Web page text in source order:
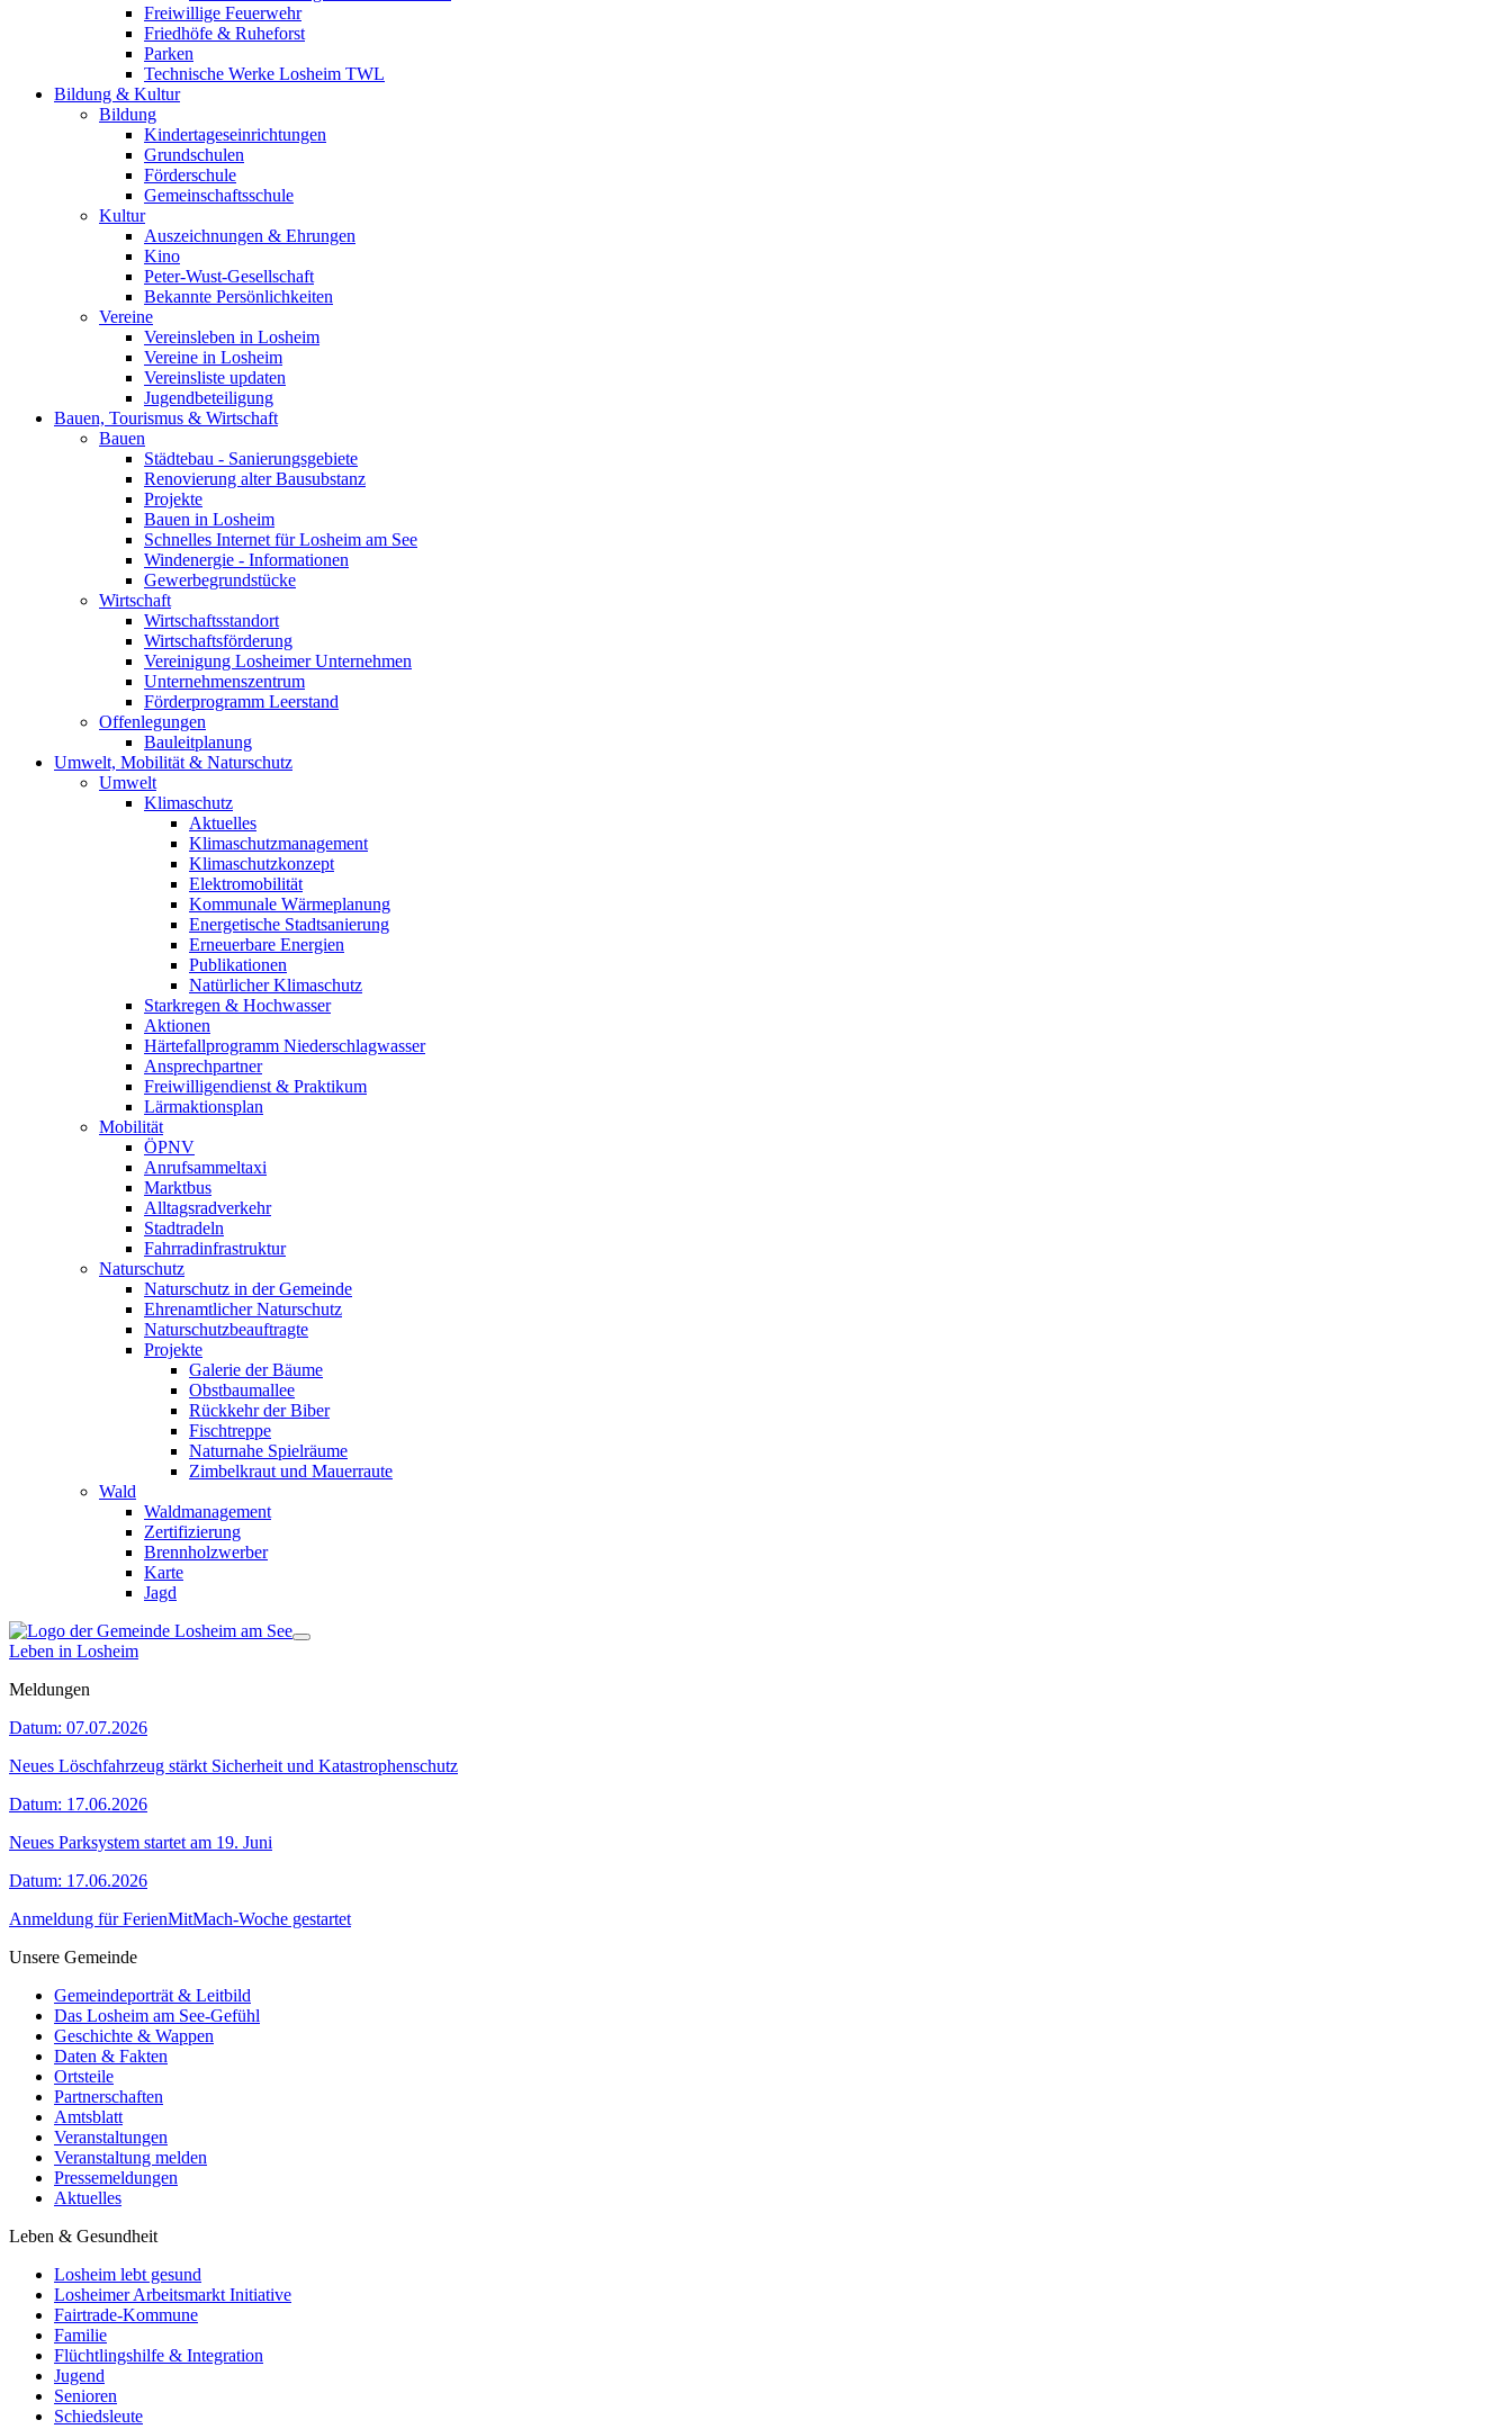
Freiwillige Feuerwehr
Friedhöfe & Ruheforst
Parken
Technische Werke Losheim TWL
Bildung & Kultur
Bildung
Kindertageseinrichtungen
Grundschulen
Förderschule
Gemeinschaftsschule
Kultur
Auszeichnungen & Ehrungen
Kino
Peter-Wust-Gesellschaft
Bekannte Persönlichkeiten
Vereine
Vereinsleben in Losheim
Vereine in Losheim
Vereinsliste updaten
Jugendbeteiligung
Bauen, Tourismus & Wirtschaft
Bauen
Städtebau - Sanierungsgebiete
Renovierung alter Bausubstanz
Projekte
Bauen in Losheim
Schnelles Internet für Losheim am See
Windenergie - Informationen
Gewerbegrundstücke
Wirtschaft
Wirtschaftsstandort
Wirtschaftsförderung
Vereinigung Losheimer Unternehmen
Unternehmenszentrum
Förderprogramm Leerstand
Offenlegungen
Bauleitplanung
Umwelt, Mobilität & Naturschutz
Umwelt
Klimaschutz
Aktuelles
Klimaschutzmanagement
Klimaschutzkonzept
Elektromobilität
Kommunale Wärmeplanung
Energetische Stadtsanierung
Erneuerbare Energien
Publikationen
Natürlicher Klimaschutz
Starkregen & Hochwasser
Aktionen
Härtefallprogramm Niederschlagwasser
Ansprechpartner
Freiwilligendienst & Praktikum
Lärmaktionsplan
Mobilität
ÖPNV
Anrufsammeltaxi
Marktbus
Alltagsradverkehr
Stadtradeln
Fahrradinfrastruktur
Naturschutz
Naturschutz in der Gemeinde
Ehrenamtlicher Naturschutz
Naturschutzbeauftragte
Projekte
Galerie der Bäume
Obstbaumallee
Rückkehr der Biber
Fischtreppe
Naturnahe Spielräume
Zimbelkraut und Mauerraute
Wald
Waldmanagement
Zertifizierung
Brennholzwerber
Karte
Jagd
Leben in Losheim
Meldungen
Datum: 07.07.2026
Neues Löschfahrzeug stärkt Sicherheit und Katastrophenschutz
Datum: 17.06.2026
Neues Parksystem startet am 19. Juni
Datum: 17.06.2026
Anmeldung für FerienMitMach-Woche gestartet
Unsere Gemeinde
Gemeindeporträt & Leitbild
Das Losheim am See-Gefühl
Geschichte & Wappen
Daten & Fakten
Ortsteile
Partnerschaften
Amtsblatt
Veranstaltungen
Veranstaltung melden
Pressemeldungen
Aktuelles
Leben & Gesundheit
Losheim lebt gesund
Losheimer Arbeitsmarkt Initiative
Fairtrade-Kommune
Familie
Flüchtlingshilfe & Integration
Jugend
Senioren
Schiedsleute